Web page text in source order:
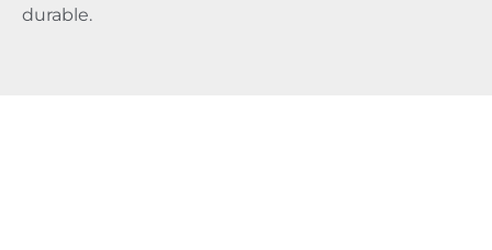
durable.